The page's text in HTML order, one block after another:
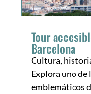
Tour
Barcelona
Cultura,
Explora uno de
emblemáticos